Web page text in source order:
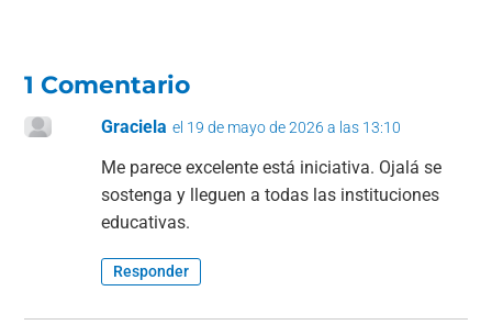
1 Comentario
Graciela el 19 de mayo de 2026 a las 13:10
Me parece excelente está iniciativa. Ojalá se
sostenga y lleguen a todas las instituciones
educativas.
Responder